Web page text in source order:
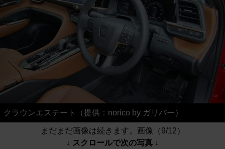
クラウンエステート（提供：norico by ガリバー）
まだまだ画像は続きます。画像（9/12）
↓ スクロールで次の写真 ↓